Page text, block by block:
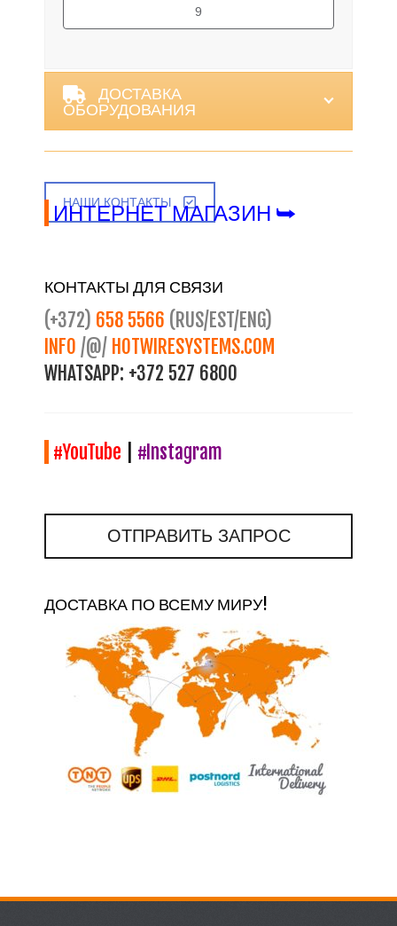
9
ДОСТАВКА
ОБОРУДОВАНИЯ
НАШИ КОНТАКТЫ
ИНТЕРНЕТ МАГАЗИН ⮩
КОНТАКТЫ ДЛЯ СВЯЗИ
(+372) 658 5566 (RUS/EST/ENG)
INFO /@/ HOTWIRESYSTEMS.COM
WHATSAPP: +372 527 6800
#YouTube #Instagram
ОТПРАВИТЬ ЗАПРОС
ДОСТАВКА ПО ВСЕМУ МИРУ!